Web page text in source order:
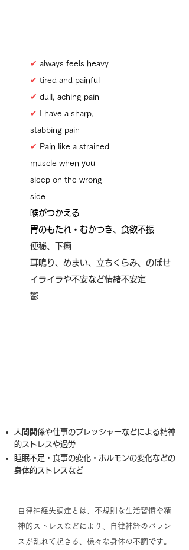
✔ always feels heavy
✔ tired and painful
✔ dull, aching pain
✔
​I have a sharp,
stabbing pain
✔ ​ Pain like a strained
muscle when you
sleep on the wrong
side
​喉がつかえる
​胃のもたれ・むかつき、食欲不振
便秘、下痢
耳鳴り、めまい、立ちくらみ、のぼせ
イライラや不安など情緒不安定
鬱
人間関係や仕事のプレッシャーなどによる精神
的ストレスや過労
睡眠不足・食事の変化・ホルモンの変化などの
身体的ストレス ​など
自律神経失調症とは、不規則な生活習慣や精
神的ストレスなどにより、自律神経のバラン
スが乱れて起きる、様々な身体の不調です。